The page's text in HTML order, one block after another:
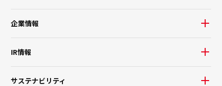
企業情報
IR情報
サステナビリティ